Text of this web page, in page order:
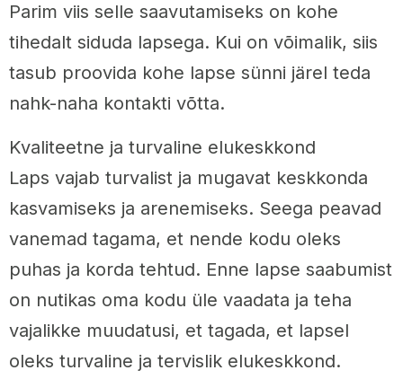
Parim viis selle saavutamiseks on kohe
tihedalt siduda lapsega. Kui on võimalik, siis
tasub proovida kohe lapse sünni järel teda
nahk-naha kontakti võtta.
Kvaliteetne ja turvaline elukeskkond
Laps vajab turvalist ja mugavat keskkonda
kasvamiseks ja arenemiseks. Seega peavad
vanemad tagama, et nende kodu oleks
puhas ja korda tehtud. Enne lapse saabumist
on nutikas oma kodu üle vaadata ja teha
vajalikke muudatusi, et tagada, et lapsel
oleks turvaline ja tervislik elukeskkond.